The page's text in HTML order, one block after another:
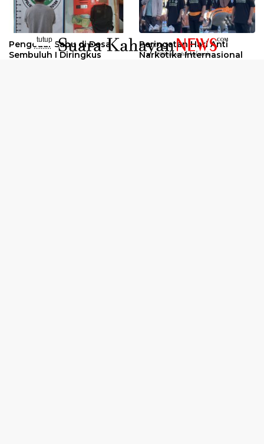
Pengedar Sabu di Desa
Sembuluh I Diringkus
Peringatan Hari Anti
Narkotika Internasional
tutup
..........